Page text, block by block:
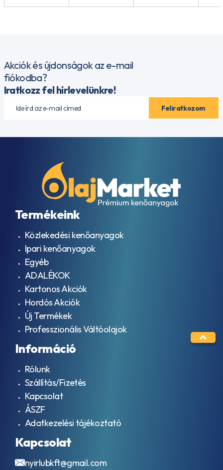
Akciók és újdonságok az e-mail
fiókodba?
Iratkozz fel hírlevelünkre!
Termékeink
Közlekedési kenőanyagok
Ipari kenőanyagok
Egyéb
ADALÉKOK
Kartonos Akciók
Hordós Akciók
Új Termékek
Professzionális Váltóolajok
Információ
Rólunk
Szállítás/Fizetés
Kapcsolat
ÁSZF
Adatkezelési tájékoztató
Kapcsolat
nyirlubkft@gmail.com